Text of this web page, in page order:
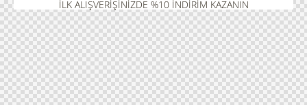
İLK ALIŞVERIŞINIZDE %10 İNDIRIM KAZANIN